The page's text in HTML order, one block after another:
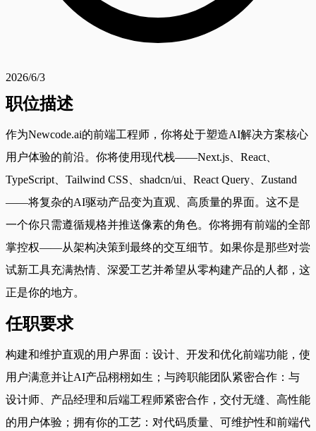
2026/6/3
职位描述
作为Newcode.ai的前端工程师，你将处于塑造AI解决方案核心
用户体验的前沿。你将使用现代栈——Next.js、React、
TypeScript、Tailwind CSS、shadcn/ui、React Query、Zustand
——将复杂的AI驱动产品变为直观、高质量的界面。这不是
一个你只需遵循规格并推送像素的角色。你将拥有前端的全部
掌控权——从架构决策到最终的交互细节。如果你是那些对尝
试新工具充满热情、深爱工艺并希望从零构建产品的人都，这
正是你的地方。
任职要求
构建和维护直观的用户界面：设计、开发和优化前端功能，使
用户满意并让AI产品栩栩如生；与跨职能团队紧密合作：与
设计师、产品经理和后端工程师紧密合作，交付无缝、高性能
的用户体验；拥有你的工艺：对代码质量、可维护性和前端代